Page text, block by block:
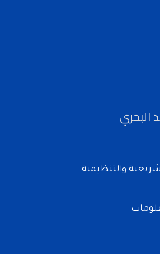
البحري
والتنظيمية